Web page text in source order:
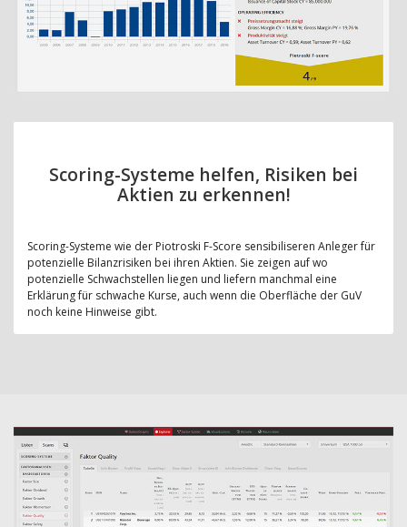
Scoring-Systeme helfen, Risiken bei
Aktien zu erkennen!
Scoring-Systeme wie der Piotroski F-Score sensibiliseren Anleger für
potenzielle Bilanzrisiken bei ihren Aktien. Sie zeigen auf wo
potenzielle Schwachstellen liegen und liefern manchmal eine
Erklärung für schwache Kurse, auch wenn die Oberfläche der GuV
noch keine Hinweise gibt.